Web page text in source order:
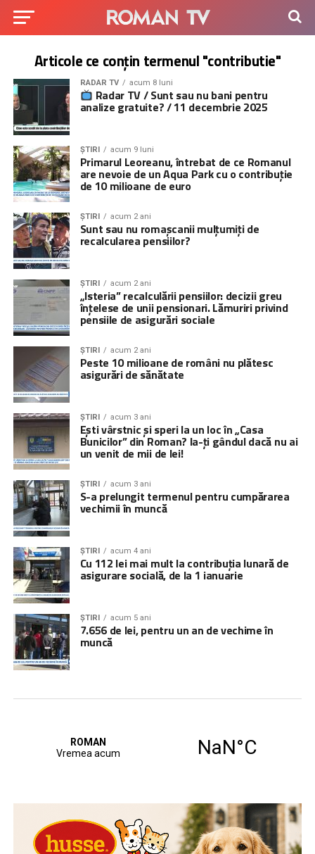
Articole ce conțin termenul "contributie"
RADAR TV acum 8 luni
Radar TV / Sunt sau nu bani pentru
analize gratuite? / 11 decembrie 2025
ȘTIRI acum 9 luni
Primarul Leoreanu, întrebat de ce Romanul
are nevoie de un Aqua Park cu o contribuție
de 10 milioane de euro
ȘTIRI acum 2 ani
Sunt sau nu romașcanii mulțumiți de
recalcularea pensiilor?
ȘTIRI acum 2 ani
„Isteria” recalculării pensiilor: decizii greu
înțelese de unii pensionari. Lămuriri privind
pensiile de asigurări sociale
ȘTIRI acum 2 ani
Peste 10 milioane de români nu plătesc
asigurări de sănătate
ȘTIRI acum 3 ani
Ești vârstnic și speri la un loc în „Casa
Bunicilor” din Roman? Ia-ți gândul dacă nu ai
un venit de mii de lei!
ȘTIRI acum 3 ani
S-a prelungit termenul pentru cumpărarea
vechimii în muncă
ȘTIRI acum 4 ani
Cu 112 lei mai mult la contribuția lunară de
asigurare socială, de la 1 ianuarie
ȘTIRI acum 5 ani
7.656 de lei, pentru un an de vechime în
muncă